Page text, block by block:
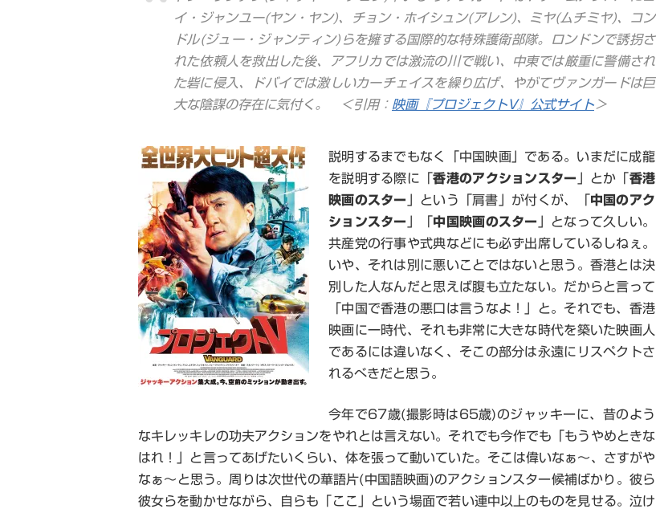
イ・ジャンユー(ヤン・ヤン)、チョン・ホイシュン(アレン)、ミヤ(ムチミヤ)、コン
ドル(ジュー・ジャンティン)らを擁する国際的な特殊護衛部隊。ロンドンで誘拐さ
れた依頼人を救出した後、アフリカでは激流の川で戦い、中東では厳重に警備され
た砦に侵入、ドバイでは激しいカーチェイスを繰り広げ、やがてヴァンガードは巨
大な陰謀の存在に気付く。 ＜引用： 映画『プロジェクトV』公式サイト ＞
説明するまでもなく「中国映画」である。いまだに成龍
を説明する際に「香港のアクションスター 」とか「 香港
映画のスター
」という「肩書」が付くが、「 中国のアク
ションスター
中国映画のスター
」となって久しい。
共産党の行事や式典などにも必ず出席しているしねぇ。
いや、それは別に悪いことではないと思う。香港とは決
別した人なんだと思えば腹も立たない。だからと言って
「中国で香港の悪口は言うなよ！」と。それでも、香港
映画に一時代、それも非常に大きな時代を築いた映画人
であるには違いなく、そこの部分は永遠にリスペクトさ
れるべきだと思う。
今年で67歳(撮影時は65歳)のジャッキーに、昔のよう
なキレッキレの功夫アクションをやれとは言えない。それでも今作でも「もうやめときな
はれ！」と言ってあげたいくらい、体を張って動いていた。そこは偉いなぁ～、さすがや
なぁ～と思う。周りは次世代の華語片(中国語映画)のアクションスター候補ばかり。彼ら
彼女らを動かせながら、自らも「ここ」という場面で若い連中以上のものを見せる。泣け